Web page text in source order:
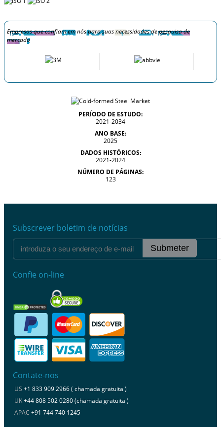
Empresas que confiam em nós para suas necessidades de pesquisa de
mercado
PERÍODO DE ESTUDO:
2021-2034
ANO BASE:
2025
DADOS HISTÓRICOS:
2021-2024
NÚMERO DE PÁGINAS:
123
Subscrever boletim de notícias
Submeter
Confie on-line
Contate-nos
US +1 833 909 2966 ( chamada gratuita )
UK+44 808 502 0280 (chamada gratuita )
APAC +91 744 740 1245